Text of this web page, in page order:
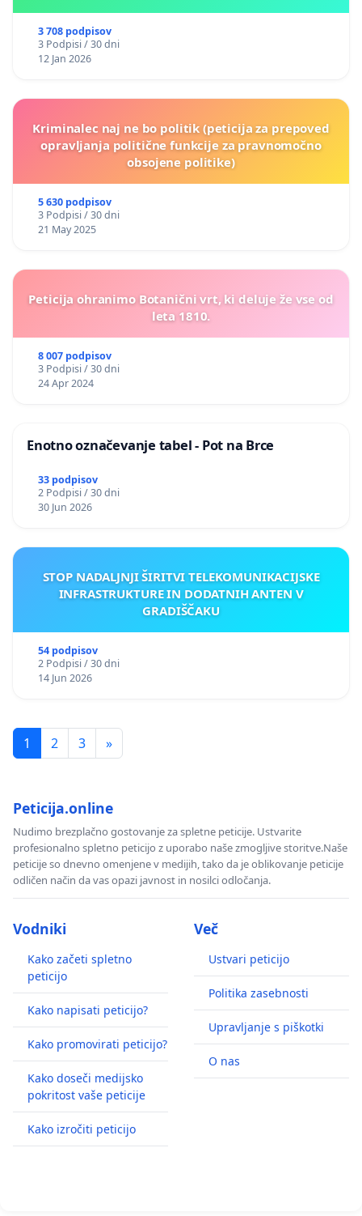
3 708 podpisov
3 Podpisi / 30 dni
12 Jan 2026
Kriminalec naj ne bo politik (peticija za prepoved
opravljanja politične funkcije za pravnomočno
obsojene politike)
5 630 podpisov
3 Podpisi / 30 dni
21 May 2025
Peticija ohranimo Botanični vrt, ki deluje že vse od
leta 1810.
8 007 podpisov
3 Podpisi / 30 dni
24 Apr 2024
Enotno označevanje tabel - Pot na Brce
33 podpisov
2 Podpisi / 30 dni
30 Jun 2026
STOP NADALJNJI ŠIRITVI TELEKOMUNIKACIJSKE
INFRASTRUKTURE IN DODATNIH ANTEN V
GRADIŠČAKU
54 podpisov
2 Podpisi / 30 dni
14 Jun 2026
1 2 3 »
Peticija.online
Nudimo brezplačno gostovanje za spletne peticije. Ustvarite
profesionalno spletno peticijo z uporabo naše zmogljive storitve.Naše
peticije so dnevno omenjene v medijih, tako da je oblikovanje peticije
odličen način da vas opazi javnost in nosilci odločanja.
Vodniki
Kako začeti spletno
peticijo
Kako napisati peticijo?
Kako promovirati peticijo?
Kako doseči medijsko
pokritost vaše peticije
Kako izročiti peticijo
Več
Ustvari peticijo
Politika zasebnosti
Upravljanje s piškotki
O nas